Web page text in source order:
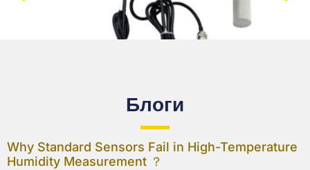
Блоги
Why Standard Sensors Fail in High-Temperature
Humidity Measurement ？